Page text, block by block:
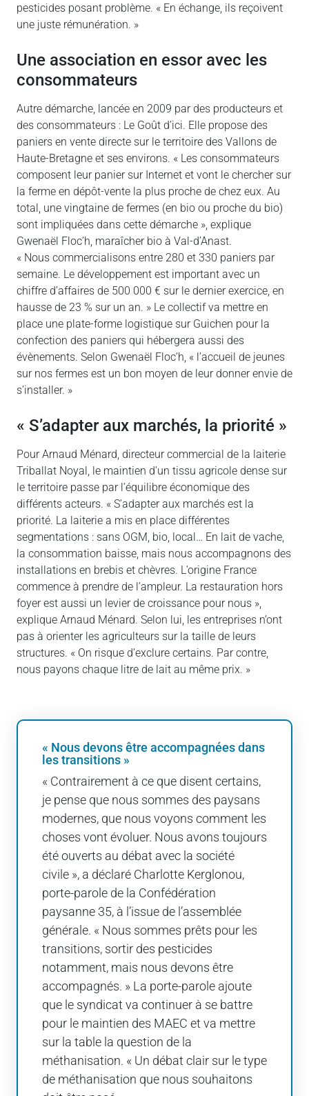
pesticides posant problème. « En échange, ils reçoivent
une juste rémunération. »
Une association en essor avec les
consommateurs
Autre démarche, lancée en 2009 par des producteurs et
des consommateurs : Le Goût d’ici. Elle propose des
paniers en vente directe sur le territoire des Vallons de
Haute-Bretagne et ses environs. « Les consommateurs
composent leur panier sur Internet et vont le chercher sur
la ferme en dépôt-vente la plus proche de chez eux. Au
total, une vingtaine de fermes (en bio ou proche du bio)
sont impliquées dans cette démarche », explique
Gwenaël Floc’h, maraîcher bio à Val-d’Anast.
« Nous commercialisons entre 280 et 330 paniers par
semaine. Le développement est important avec un
chiffre d’affaires de 500 000 € sur le dernier exercice, en
hausse de 23 % sur un an. » Le collectif va mettre en
place une plate-forme logistique sur Guichen pour la
confection des paniers qui hébergera aussi des
évènements. Selon Gwenaël Floc’h, « l’accueil de jeunes
sur nos fermes est un bon moyen de leur donner envie de
s’installer. »
« S’adapter aux marchés, la priorité »
Pour Arnaud Ménard, directeur commercial de la laiterie
Triballat Noyal, le maintien d’un tissu agricole dense sur
le territoire passe par l’équilibre économique des
différents acteurs. « S’adapter aux marchés est la
priorité. La laiterie a mis en place différentes
segmentations : sans OGM, bio, local… En lait de vache,
la consommation baisse, mais nous accompagnons des
installations en brebis et chèvres. L’origine France
commence à prendre de l’ampleur. La restauration hors
foyer est aussi un levier de croissance pour nous »,
explique Arnaud Ménard. Selon lui, les entreprises n’ont
pas à orienter les agriculteurs sur la taille de leurs
structures. « On risque d’exclure certains. Par contre,
nous payons chaque litre de lait au même prix. »
« Nous devons être accompagnées dans
les transitions »
« Contrairement à ce que disent certains,
je pense que nous sommes des paysans
modernes, que nous voyons comment les
choses vont évoluer. Nous avons toujours
été ouverts au débat avec la société
civile », a déclaré Charlotte Kerglonou,
porte-parole de la Confédération
paysanne 35, à l’issue de l’assemblée
générale. « Nous sommes prêts pour les
transitions, sortir des pesticides
notamment, mais nous devons être
accompagnés. » La porte-parole ajoute
que le syndicat va continuer à se battre
pour le maintien des MAEC et va mettre
sur la table la question de la
méthanisation. « Un débat clair sur le type
de méthanisation que nous souhaitons